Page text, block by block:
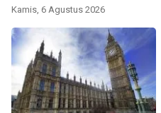
Kamis, 6 Agustus 2026